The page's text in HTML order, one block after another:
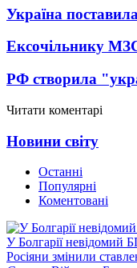
Україна
Ексочільнику
РФ створила
Читати коментарі
Новини світу
Останні
Популярні
Коментовані
У Болгарії невідомий
Росіяни змінили